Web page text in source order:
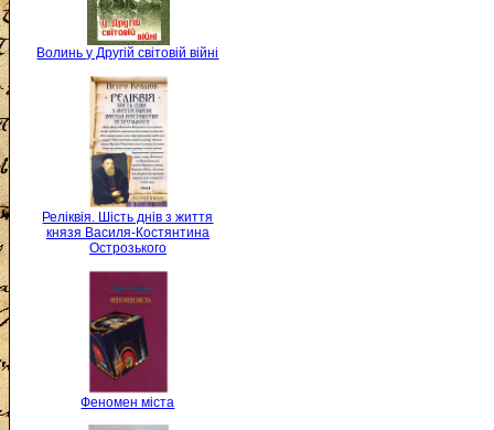
Волинь у Другій світовій війні
Реліквія. Шість днів з життя
князя Василя-Костянтина
Острозького
Феномен міста